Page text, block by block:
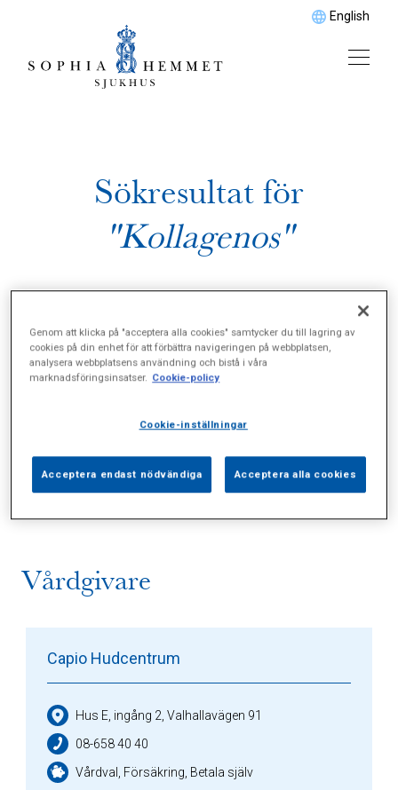
English
Sökresultat för
"Kollagenos"
Sidor (0) Press (0) Sophianytt (0)
Vårdgivare
Capio Hudcentrum
Hus E, ingång 2, Valhallavägen 91
08-658 40 40
Vårdval, Försäkring, Betala själv
Genom att klicka på "acceptera alla cookies" samtycker du till lagring av
cookies på din enhet för att förbättra navigeringen på webbplatsen,
analysera webbplatsens användning och bistå i våra
marknadsföringsinsatser. Cookie-policy
Cookie-inställningar
Acceptera endast nödvändiga Acceptera alla cookies